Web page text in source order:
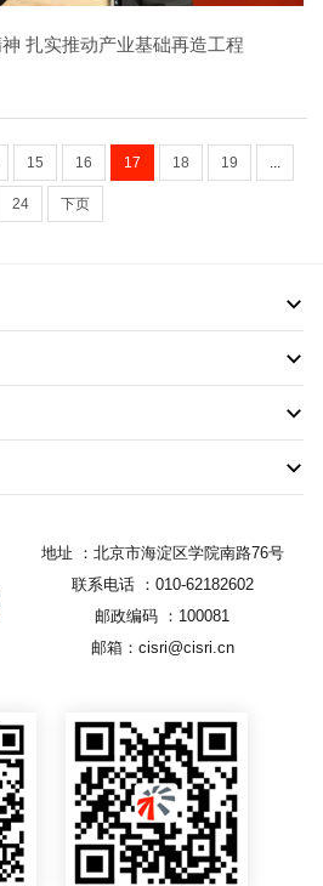
扎实推动产业基础再造工程
15 16 17 18 19 ...
24 下页
地址 ：北京市海淀区学院南路76号
联系电话 ：010-62182602
邮政编码 ：100081
邮箱：cisri@cisri.cn